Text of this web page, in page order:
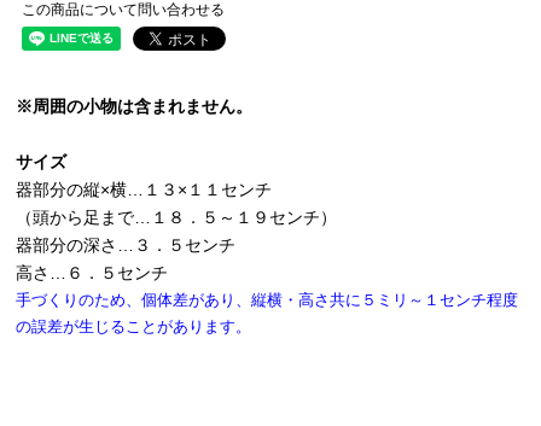
この商品について問い合わせる
※周囲の小物は含まれません。
サイズ
器部分の縦×横…１３×１１センチ
（頭から足まで…１８．５～１９センチ）
器部分の深さ…３．５センチ
高さ…６．５センチ
手づくりのため、個体差があり、縦横・高さ共に５ミリ～１センチ程度
の誤差が生じることがあります。